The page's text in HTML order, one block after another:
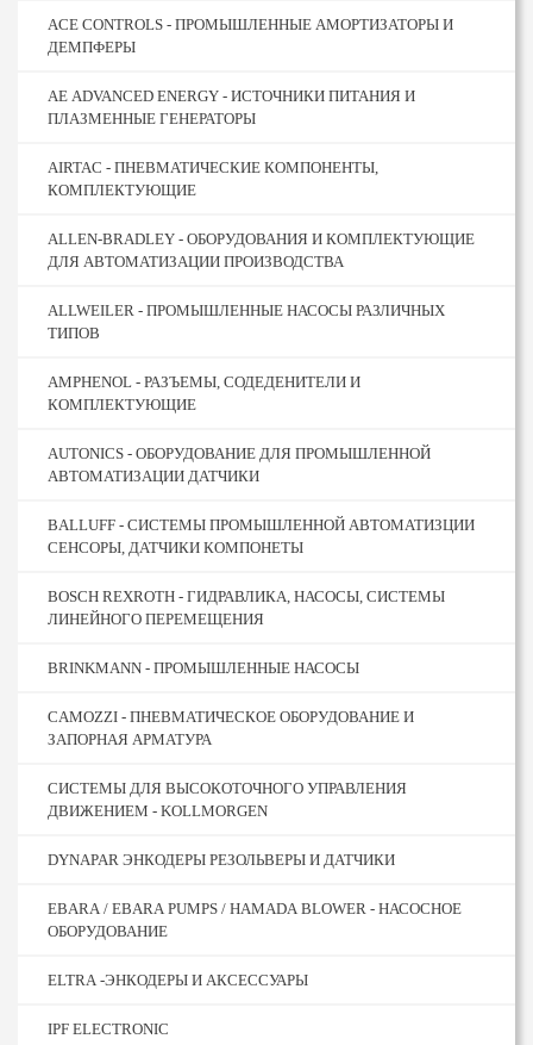
ACE CONTROLS - ПРОМЫШЛЕННЫЕ АМОРТИЗАТОРЫ И
ДЕМПФЕРЫ
AE ADVANCED ENERGY - ИСТОЧНИКИ ПИТАНИЯ И
ПЛАЗМЕННЫЕ ГЕНЕРАТОРЫ
AIRTAC - ПНЕВМАТИЧЕСКИЕ КОМПОНЕНТЫ,
КОМПЛЕКТУЮЩИЕ
ALLEN-BRADLEY - ОБОРУДОВАНИЯ И КОМПЛЕКТУЮЩИЕ
ДЛЯ АВТОМАТИЗАЦИИ ПРОИЗВОДСТВА
ALLWEILER - ПРОМЫШЛЕННЫЕ НАСОСЫ РАЗЛИЧНЫХ
ТИПОВ
AMPHENOL - РАЗЪЕМЫ, СОДЕДЕНИТЕЛИ И
КОМПЛЕКТУЮЩИЕ
AUTONICS - ОБОРУДОВАНИЕ ДЛЯ ПРОМЫШЛЕННОЙ
АВТОМАТИЗАЦИИ ДАТЧИКИ
BALLUFF - СИСТЕМЫ ПРОМЫШЛЕННОЙ АВТОМАТИЗЦИИ
СЕНСОРЫ, ДАТЧИКИ КОМПОНЕТЫ
BOSCH REXROTH - ГИДРАВЛИКА, НАСОСЫ, СИСТЕМЫ
ЛИНЕЙНОГО ПЕРЕМЕЩЕНИЯ
BRINKMANN - ПРОМЫШЛЕННЫЕ НАСОСЫ
CAMOZZI - ПНЕВМАТИЧЕСКОЕ ОБОРУДОВАНИЕ И
ЗАПОРНАЯ АРМАТУРА
CИСТЕМЫ ДЛЯ ВЫСОКОТОЧНОГО УПРАВЛЕНИЯ
ДВИЖЕНИЕМ - KOLLMORGEN
DYNAPAR ЭНКОДЕРЫ РЕЗОЛЬВЕРЫ И ДАТЧИКИ
EBARA / EBARA PUMPS / HAMADA BLOWER - НАСОСНОЕ
ОБОРУДОВАНИЕ
ELTRA -ЭНКОДЕРЫ И АКСЕССУАРЫ
IPF ELECTRONIC